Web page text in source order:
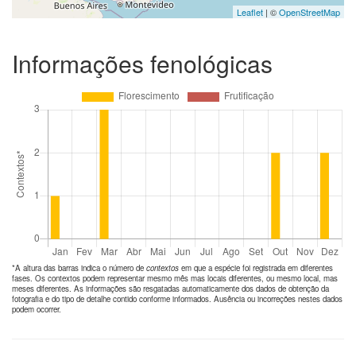
Leaflet | ©OpenStreetMap
Informações fenológicas
*A altura das barras indica o número de contextos em que a espécie foi registrada em diferentes
fases. Os contextos podem representar mesmo mês mas locais diferentes, ou mesmo local, mas
meses diferentes. As informações são resgatadas automaticamente dos dados de obtenção da
fotografia e do tipo de detalhe contido conforme informados. Ausência ou incorreções nestes dados
podem ocorrer.